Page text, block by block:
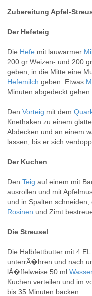
Zubereitung Apfel-
Der Hefeteig
Die Hefe mit lauwarmer
200 gr Weizen- und 200
geben, in die Mitte eine
Hefemilch geben. Etwas
Minuten abgedeckt gehen
Den Vorteig mit dem
Knethaken zu einem
Abdecken und an einem
lassen, bis er sich
Der Kuchen
Den Teig auf einem mit
ausrollen und mit
und in Spalten schneiden,
Rosinen und Zimt
Die Streusel
Die Halbfettbutter mit 4 EL
unterrÃ�hren und nach
lÃ�ffelweise 50 ml Wasser
Kuchen verteilen und im
bis 35 Minuten backen.